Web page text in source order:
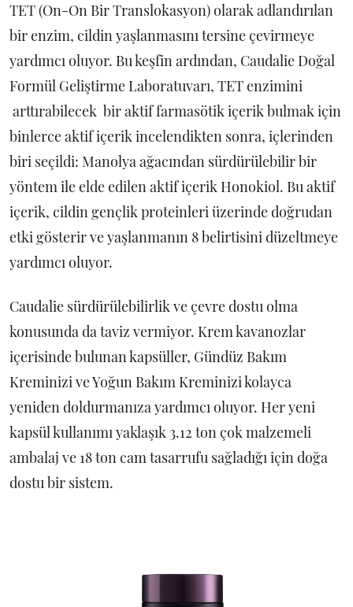
TET (On-On Bir Translokasyon) olarak adlandırılan
bir enzim, cildin yaşlanmasını tersine çevirmeye
yardımcı oluyor. Bu keşfin ardından, Caudalie Doğal
Formül Geliştirme Laboratuvarı, TET enzimini
arttırabilecek bir aktif farmasötik içerik bulmak için
binlerce aktif içerik incelendikten sonra, içlerinden
biri seçildi: Manolya ağacından sürdürülebilir bir
yöntem ile elde edilen aktif içerik Honokiol. Bu aktif
içerik, cildin gençlik proteinleri üzerinde doğrudan
etki gösterir ve yaşlanmanın 8 belirtisini düzeltmeye
yardımcı oluyor.
Caudalie sürdürülebilirlik ve çevre dostu olma
konusunda da taviz vermiyor. Krem kavanozlar
içerisinde bulunan kapsüller, Gündüz Bakım
Kreminizi ve Yoğun Bakım Kreminizi kolayca
yeniden doldurmanıza yardımcı oluyor. Her yeni
kapsül kullanımı yaklaşık 3.12 ton çok malzemeli
ambalaj ve 18 ton cam tasarrufu sağladığı için doğa
dostu bir sistem.